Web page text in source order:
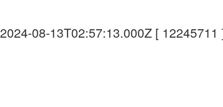
2024-08-13T02:57:13.000Z [ 12245711